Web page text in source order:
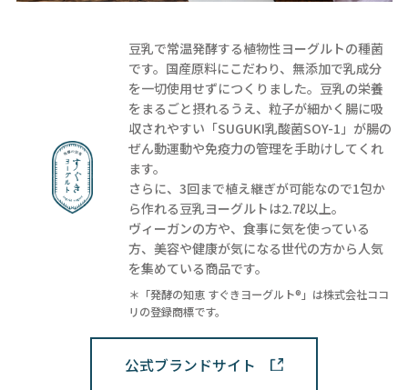
豆乳で常温発酵する植物性ヨーグルトの種菌
です。国産原料にこだわり、無添加で乳成分
を一切使用せずにつくりました。豆乳の栄養
をまるごと摂れるうえ、粒子が細かく腸に吸
収されやすい「SUGUKI乳酸菌SOY-1」が腸の
ぜん動運動や免疫力の管理を手助けしてくれ
ます。
さらに、3回まで植え継ぎが可能なので1包か
ら作れる豆乳ヨーグルトは2.7ℓ以上。
ヴィーガンの方や、食事に気を使っている
方、美容や健康が気になる世代の方から人気
を集めている商品です。
＊「発酵の知恵 すぐきヨーグルト®」は株式会社ココ
リの登録商標です。
公式ブランドサイト